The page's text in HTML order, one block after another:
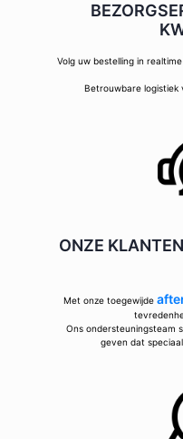
Volg uw bestelling in
Betrouwbare logistiek
ONZE
Met onze toegewijde
Ons ondersteuningsteam
geven dat